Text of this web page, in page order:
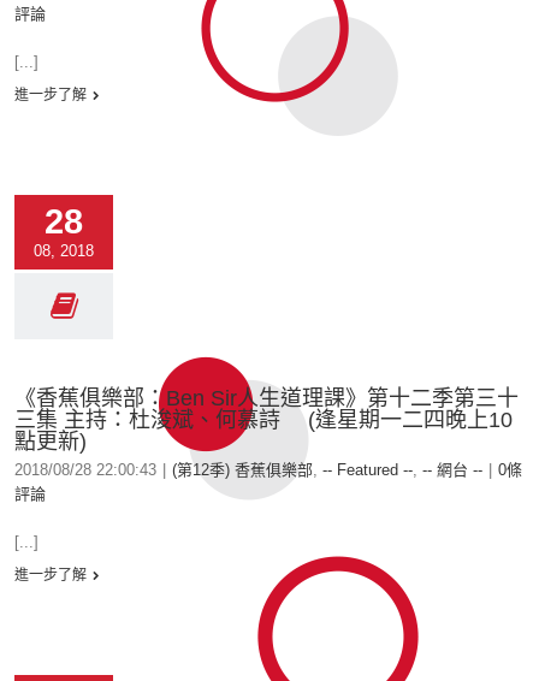
評論
[...]
進一步了解
28
08, 2018
《香蕉俱樂部：Ben Sir人生道理課》第十二季第三十
三集 主持：杜浚斌、何慕詩 (逢星期一二四晚上10
點更新)
2018/08/28 22:00:43 (第12季) 香蕉俱樂部, -- Featured --, -- 網台 --
0條
評論
[...]
進一步了解